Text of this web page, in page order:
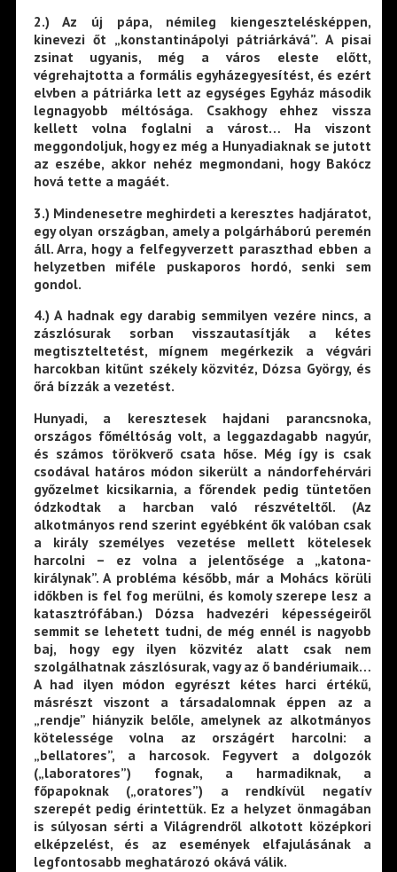
2.) Az új pápa, némileg kiengesztelésképpen,
kinevezi őt „konstantinápolyi pátriárkává”. A pisai
zsinat ugyanis, még a város eleste előtt,
végrehajtotta a formális egyházegyesítést, és ezért
elvben a pátriárka lett az egységes Egyház második
legnagyobb méltósága. Csakhogy ehhez vissza
kellett volna foglalni a várost… Ha viszont
meggondoljuk, hogy ez még a Hunyadiaknak se jutott
az eszébe, akkor nehéz megmondani, hogy Bakócz
hová tette a magáét.
3.) Mindenesetre meghirdeti a keresztes hadjáratot,
egy olyan országban, amely a polgárháború peremén
áll. Arra, hogy a felfegyverzett paraszthad ebben a
helyzetben miféle puskaporos hordó, senki sem
gondol.
4.) A hadnak egy darabig semmilyen vezére nincs, a
zászlósurak sorban visszautasítják a kétes
megtiszteltetést, mígnem megérkezik a végvári
harcokban kitűnt székely közvitéz, Dózsa György, és
őrá bízzák a vezetést.
Hunyadi, a keresztesek hajdani parancsnoka,
országos főméltóság volt, a leggazdagabb nagyúr,
és számos törökverő csata hőse. Még így is csak
csodával határos módon sikerült a nándorfehérvári
győzelmet kicsikarnia, a főrendek pedig tüntetően
ódzkodtak a harcban való részvételtől. (Az
alkotmányos rend szerint egyébként ők valóban csak
a király személyes vezetése mellett kötelesek
harcolni – ez volna a jelentősége a „katona-
királynak”. A probléma később, már a Mohács körüli
időkben is fel fog merülni, és komoly szerepe lesz a
katasztrófában.) Dózsa hadvezéri képességeiről
semmit se lehetett tudni, de még ennél is nagyobb
baj, hogy egy ilyen közvitéz alatt csak nem
szolgálhatnak zászlósurak, vagy az ő bandériumaik…
A had ilyen módon egyrészt kétes harci értékű,
másrészt viszont a társadalomnak éppen az a
„rendje” hiányzik belőle, amelynek az alkotmányos
kötelessége volna az országért harcolni: a
„bellatores”, a harcosok. Fegyvert a dolgozók
(„laboratores”) fognak, a harmadiknak, a
főpapoknak („oratores”) a rendkívül negatív
szerepét pedig érintettük. Ez a helyzet önmagában
is súlyosan sérti a Világrendről alkotott középkori
elképzelést, és az események elfajulásának a
legfontosabb meghatározó okává válik.